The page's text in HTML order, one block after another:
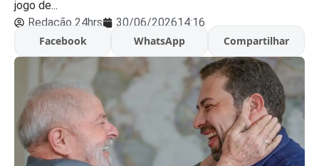
jogo de...
Redação 24hrs
30/06/202614:16
Facebook
WhatsApp Compartilhar